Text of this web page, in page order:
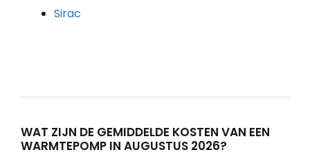
Sirac
WAT ZIJN DE GEMIDDELDE KOSTEN VAN EEN
WARMTEPOMP IN AUGUSTUS 2026?